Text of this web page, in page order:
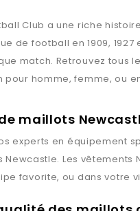
Club a une riche
de football en 1909,
match. Retrouvez tous
pour homme, femme, ou
maillots
experts en équipement
Newcastle. Les vêtements
favorite, ou dans votre